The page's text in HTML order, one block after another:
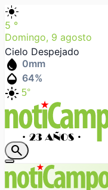
light_mode
5 °
Domingo, 9 agosto
Cielo Despejado
water_drop 0mm
humidity_mid 64%
light_mode 5°
search